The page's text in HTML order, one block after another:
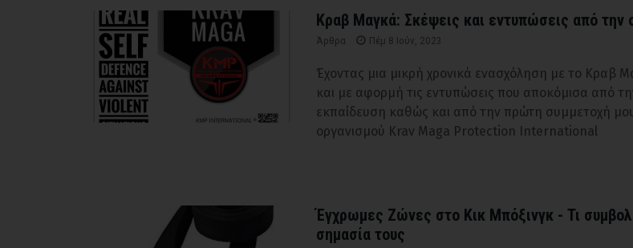
Κραβ Μαγκά: Σκέψεις και εντυπώσεις από την
Άρθρα Πέμ 8 Ιούν, 2023
Έχοντας μια μικρή χρονικά ενασχόληση με το Κραβ
και με αφορμή τις εντυπώσεις που αποκόμισα από
εκπαίδευση καθώς και από την πρώτη συμμετοχή μου
οργανισμού Krav Maga Protection International
Έγχρωμες Ζώνες στο Κικ Μπόξινγκ - Τι
σημασία τους